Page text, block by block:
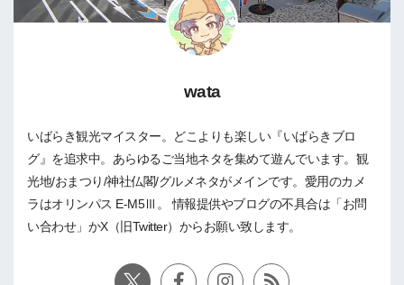
wata
いばらき観光マイスター。どこよりも楽しい『いばらきブロ
グ』を追求中。あらゆるご当地ネタを集めて遊んでいます。観
光地/おまつり/神社仏閣/グルメネタがメインです。愛用のカメ
ラはオリンパス E-M5Ⅲ。 情報提供やブログの不具合は「お問
い合わせ」かX（旧Twitter）からお願い致します。